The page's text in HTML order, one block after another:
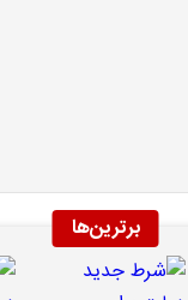
برترین‌ها